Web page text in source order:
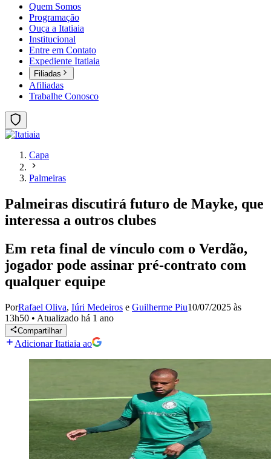
Quem Somos
Programação
Ouça a Itatiaia
Institucional
Entre em Contato
Expediente Itatiaia
Filiadas
Afiliadas
Trabalhe Conosco
Capa
Palmeiras
Palmeiras discutirá futuro de Mayke, que
interessa a outros clubes
Em reta final de vínculo com o Verdão,
jogador pode assinar pré-contrato com
qualquer equipe
PorRafael Oliva, Iúri Medeiros e Guilherme Piu10/07/2025 às
13h50 • Atualizado há 1 ano
Compartilhar
Adicionar Itatiaia ao